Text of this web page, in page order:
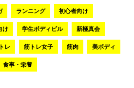
ランニング 初心者向け
け 学生ボディビル 新極真会
レ 筋トレ女子 筋肉 美ボディ
食事・栄養